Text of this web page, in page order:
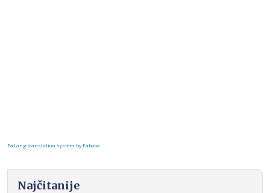
FaLang translation system by Faboba
Najčitanije